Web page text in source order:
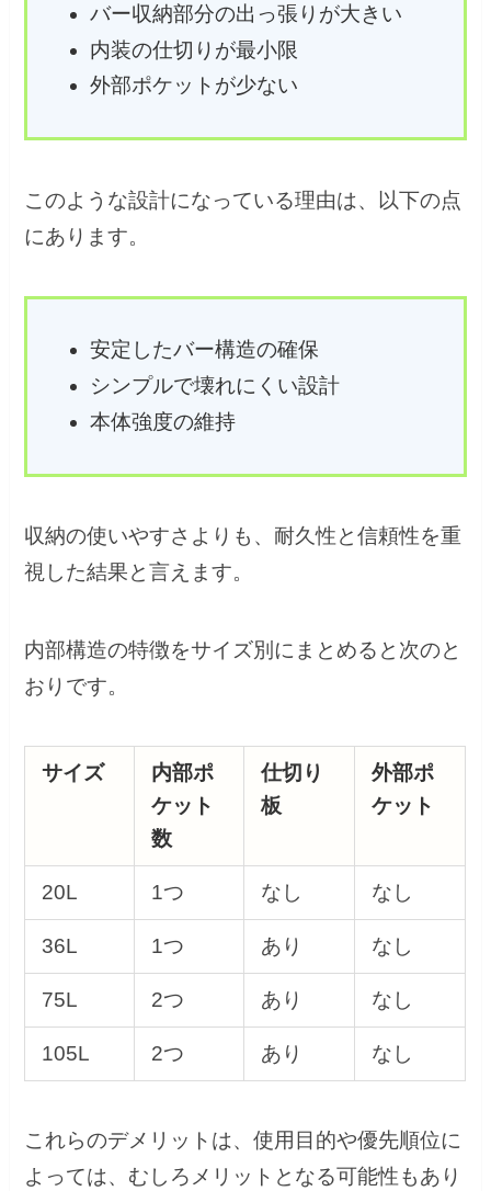
バー収納部分の出っ張りが大きい
内装の仕切りが最小限
外部ポケットが少ない
このような設計になっている理由は、以下の点
にあります。
安定したバー構造の確保
シンプルで壊れにくい設計
本体強度の維持
収納の使いやすさよりも、耐久性と信頼性を重
視した結果と言えます。
内部構造の特徴をサイズ別にまとめると次のと
おりです。
サイズ
内部ポ
ケット
数
仕切り
板
外部ポ
ケット
20L 1つ なし なし
36L 1つ あり なし
75L 2つ あり なし
105L 2つ あり なし
これらのデメリットは、使用目的や優先順位に
よっては、むしろメリットとなる可能性もあり